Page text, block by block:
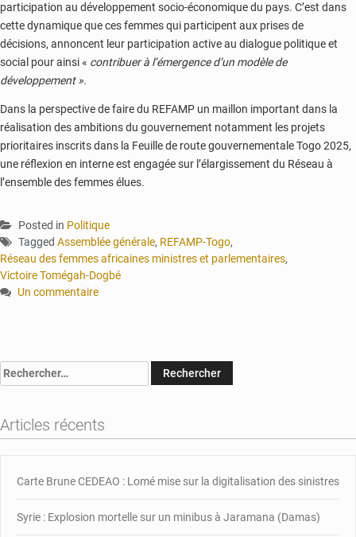
participation au développement socio-économique du pays. C’est dans
cette dynamique que ces femmes qui participent aux prises de
décisions, annoncent leur participation active au dialogue politique et
social pour ainsi « contribuer à l’émergence d’un modèle de
développement ».
Dans la perspective de faire du REFAMP un maillon important dans la
réalisation des ambitions du gouvernement notamment les projets
prioritaires inscrits dans la Feuille de route gouvernementale Togo 2025,
une réflexion en interne est engagée sur l’élargissement du Réseau à
l’ensemble des femmes élues.
Posted in Politique
Tagged Assemblée générale, REFAMP-Togo,
Réseau des femmes africaines ministres et parlementaires,
Victoire Tomégah-Dogbé
Un commentaire
femmes
veulent
plus
effective
les
décisions
Rechercher :
Articles récents
Carte Brune CEDEAO : Lomé mise sur la digitalisation des sinistres
Syrie : Explosion mortelle sur un minibus à Jaramana (Damas)